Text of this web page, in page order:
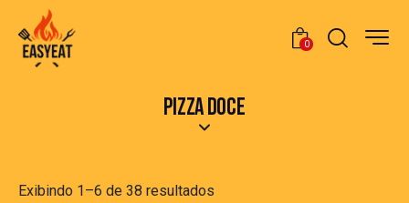
0
PIZZA DOCE
Exibindo 1–6 de 38 resultados